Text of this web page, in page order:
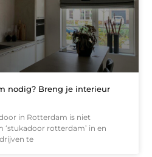
nodig? Breng je interieur
in Rotterdam is niet
‘stukadoor rotterdam’ in en
te